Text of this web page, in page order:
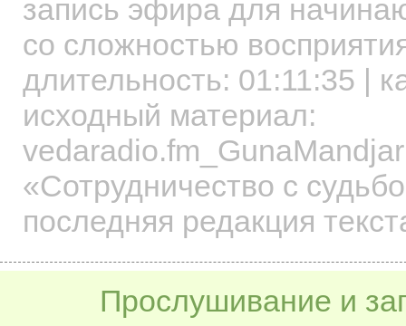
запись эфира для
со сложностью
длительность: 01:11:35 |
исходный материал:
«Сотрудничество с
последняя редакция
Прослушивание и